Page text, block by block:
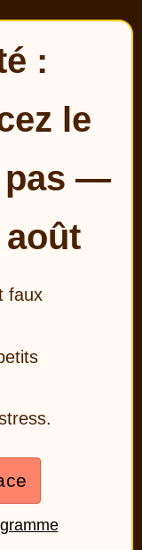
:
le
pas —
août
faux